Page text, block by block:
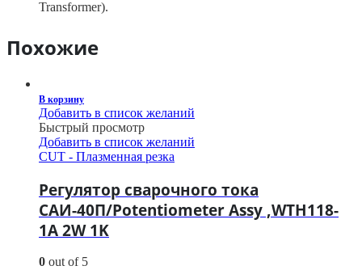
Transformer).
Похожие
В корзину
Добавить в список желаний
Быстрый просмотр
Добавить в список желаний
CUT - Плазменная резка
Регулятор сварочного тока
САИ-40П/Potentiometer Assy ,WTH118-
1A 2W 1K
0 out of 5